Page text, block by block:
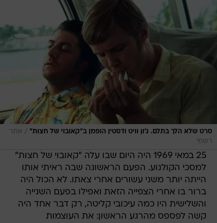
סרט שלא הלך בתלם. ג'ון וויט ודסטין הופמן ב"קאובוי של חצות" / אתר
רשמי
25 במאי 1969 היה היום שבו עלה "קאובוי של חצות"
למסכי הקולנוע. הפעם הראשונה שבה ראיתי אותו
הייתה יותר משני עשורים אחרי צאתו. לא הכול היה
ברור בו אחרי הצפייה הזאת ואפילו בפעם השנייה
והשלישית היו כמה עיכובי קליטה, רק דבר אחד היה
קשה לפספס מהרגע הראשון: את העוצמות